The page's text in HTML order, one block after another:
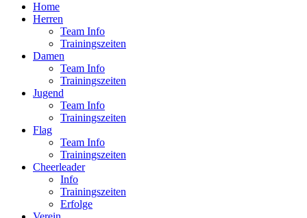
Home
Herren
Team Info
Trainingszeiten
Damen
Team Info
Trainingszeiten
Jugend
Team Info
Trainingszeiten
Flag
Team Info
Trainingszeiten
Cheerleader
Info
Trainingszeiten
Erfolge